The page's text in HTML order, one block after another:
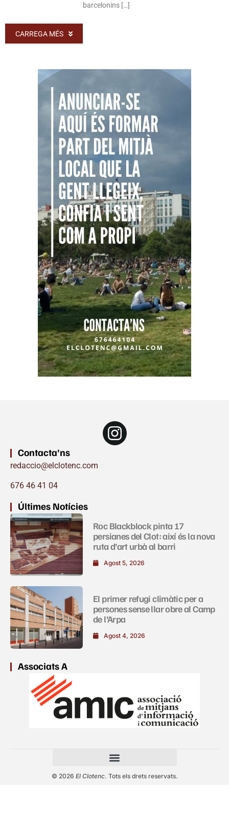
barcelonins […]
CARREGA MÉS
Contacta'ns
redaccio@elclotenc.com
676 46 41 04
Últimes Notícies
Roc Blackblock pinta 17
persianes del Clot: així és la nova
ruta d’art urbà al barri
Agost 5, 2026
El primer refugi climàtic per a
persones sense llar obre al Camp
de l’Arpa
Agost 4, 2026
Associats A
© 2026 El Clotenc. Tots els drets reservats.